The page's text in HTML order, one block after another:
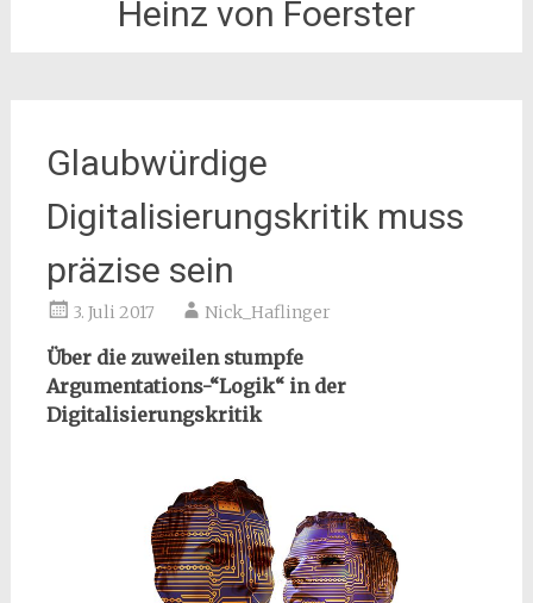
Heinz von Foerster
Glaubwürdige
Digitalisierungskritik muss
präzise sein
3. Juli 2017 Nick_Haflinger
Über die zuweilen stumpfe
Argumentations-“Logik“ in der
Digitalisierungskritik